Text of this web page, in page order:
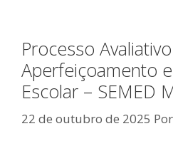
Processo
Aperfeiçoamento
Escolar – SEMED
22 de outubro de 2025 Por